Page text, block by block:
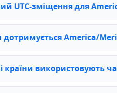
UTC-зміщення для
дотримується America/
країни використовують